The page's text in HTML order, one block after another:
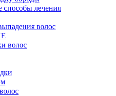
лечения
волос
волос